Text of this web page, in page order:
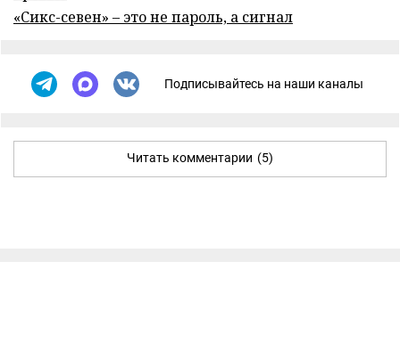
«Сикс-севен» – это не пароль, а сигнал
Подписывайтесь на наши каналы
Читать комментарии (5)